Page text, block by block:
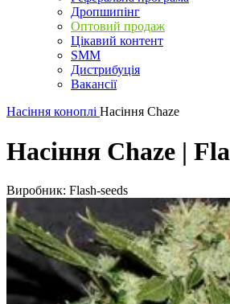
Дропшипінг
Оптовий продаж
Цікавий контент
SMM
Дистрибуція
Вакансії
Насіння коноплі Насіння Chaze
Насіння Chaze |
Виробник: Flash-seeds